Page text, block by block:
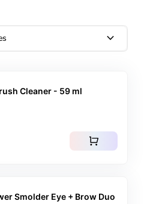
expand_more
Cleaner - 59 ml
shopping_cart
Smolder Eye + Brow Duo